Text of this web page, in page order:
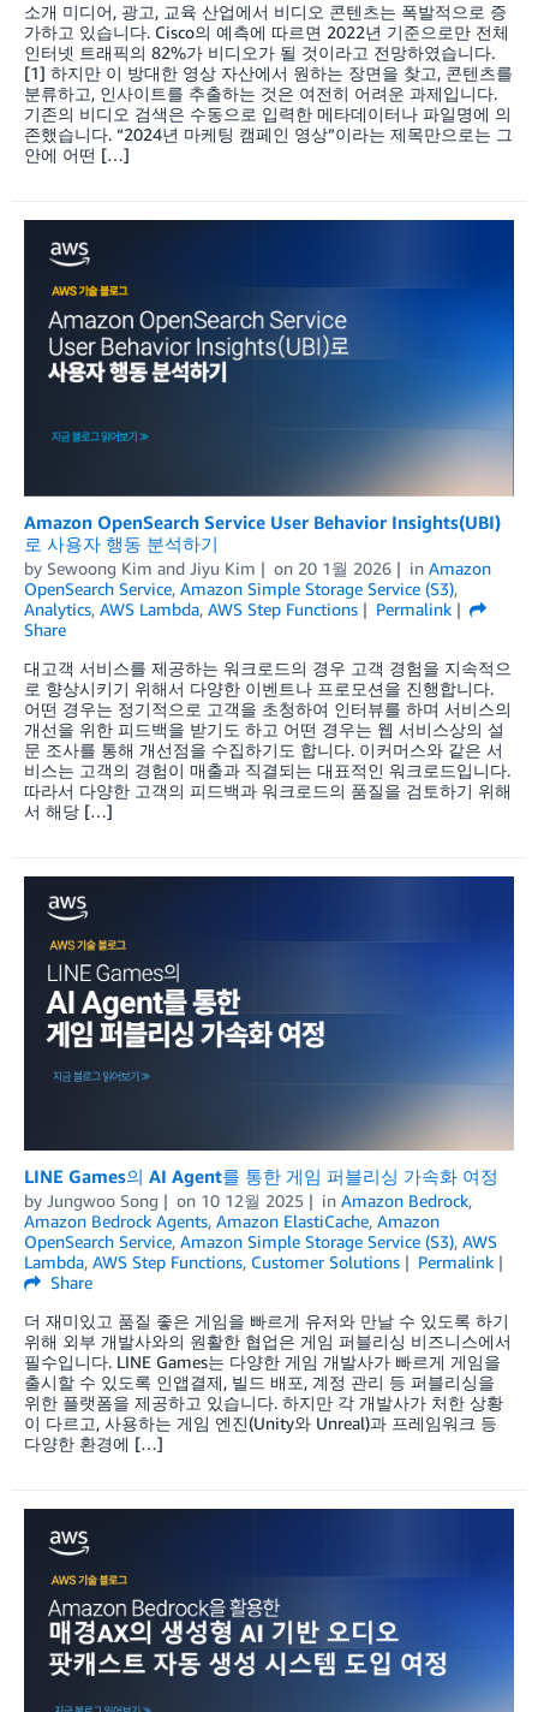
소개 미디어, 광고, 교육 산업에서 비디오 콘텐츠는 폭발적으로 증
가하고 있습니다. Cisco의 예측에 따르면 2022년 기준으로만 전체
인터넷 트래픽의 82%가 비디오가 될 것이라고 전망하였습니다.
[1] 하지만 이 방대한 영상 자산에서 원하는 장면을 찾고, 콘텐츠를
분류하고, 인사이트를 추출하는 것은 여전히 어려운 과제입니다.
기존의 비디오 검색은 수동으로 입력한 메타데이터나 파일명에 의
존했습니다. “2024년 마케팅 캠페인 영상”이라는 제목만으로는 그
안에 어떤 […]
Amazon OpenSearch Service User Behavior Insights(UBI)
로 사용자 행동 분석하기
by Sewoong Kim and Jiyu Kim on 20 1월 2026 in Amazon
OpenSearch Service, Amazon Simple Storage Service (S3),
Analytics, AWS Lambda, AWS Step Functions
Permalink
Share
대고객 서비스를 제공하는 워크로드의 경우 고객 경험을 지속적으
로 향상시키기 위해서 다양한 이벤트나 프로모션을 진행합니다.
어떤 경우는 정기적으로 고객을 초청하여 인터뷰를 하며 서비스의
개선을 위한 피드백을 받기도 하고 어떤 경우는 웹 서비스상의 설
문 조사를 통해 개선점을 수집하기도 합니다. 이커머스와 같은 서
비스는 고객의 경험이 매출과 직결되는 대표적인 워크로드입니다.
따라서 다양한 고객의 피드백과 워크로드의 품질을 검토하기 위해
서 해당 […]
LINE Games의 AI Agent를 통한 게임 퍼블리싱 가속화 여정
by Jungwoo Song on 10 12월 2025 in Amazon Bedrock,
Amazon Bedrock Agents, Amazon ElastiCache, Amazon
OpenSearch Service, Amazon Simple Storage Service (S3), AWS
Lambda, AWS Step Functions, Customer Solutions
Permalink
Share
더 재미있고 품질 좋은 게임을 빠르게 유저와 만날 수 있도록 하기
위해 외부 개발사와의 원활한 협업은 게임 퍼블리싱 비즈니스에서
필수입니다. LINE Games는 다양한 게임 개발사가 빠르게 게임을
출시할 수 있도록 인앱결제, 빌드 배포, 계정 관리 등 퍼블리싱을
위한 플랫폼을 제공하고 있습니다. 하지만 각 개발사가 처한 상황
이 다르고, 사용하는 게임 엔진(Unity와 Unreal)과 프레임워크 등
다양한 환경에 […]